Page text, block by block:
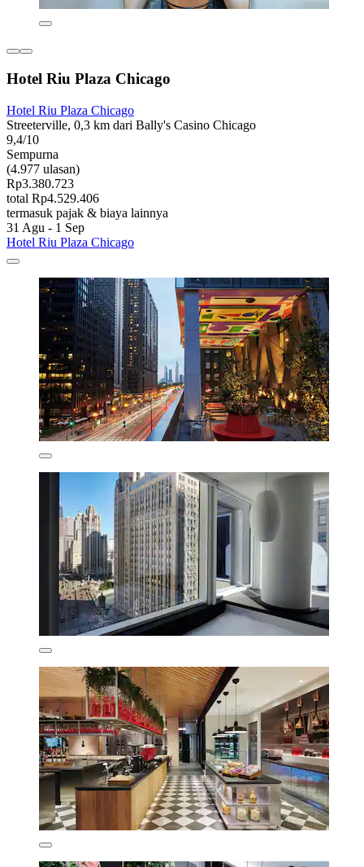
Hotel Riu Plaza Chicago
Hotel Riu Plaza Chicago
Streeterville, 0,3 km dari Bally's Casino Chicago
9,4/10
Sempurna
(4.977 ulasan)
Rp3.380.723
total Rp4.529.406
termasuk pajak & biaya lainnya
31 Agu - 1 Sep
Hotel Riu Plaza Chicago